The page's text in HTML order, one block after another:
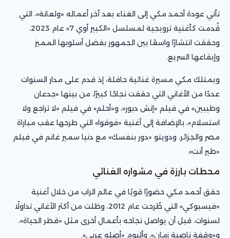
تأتي عودة أحمد مكي إلى الغناء بعد آخر أعماله «ولعانة»، التي
قُدمت كأغنية ترويجية لمسلسل «الكبير أوي 7» عام 2023،
وحققت انتشارًا واسعًا بين الجمهور بفضل أسلوبها المميز
وإيقاعها السريع.
ويمتلك مكي مسيرة غنائية حافلة، إذ قدم على مدار السنوات
عددًا من الأغاني التي حققت نجاحًا كبيرًا، من بينها «جدعان
وطيبين» في فيلم «إتش دبور»، و«أحلم» في فيلم «لا تراجع ولا
استسلام»، بالإضافة إلى أغنية «فوقوا» التي طرحها عقب مباراة
مصر والجزائر، ودويتو «دور بنفسك» مع دنيا سمير غانم في فيلم
«طير أنت».
محطات بارزة في مشواره الغنائي
حقق أحمد مكي حضورًا قويًا في عالم الراب من خلال أغنية
«فيسبوكي» التي طُرحت عام 2012، وظلت من أكثر الأغاني تداولًا
لسنوات، قبل أن يواصل نجاحه بأعمال أخرى مثل «قطر الحياة»،
و«وقفة ناصية زمان»، وألبوم «أصله عربي».